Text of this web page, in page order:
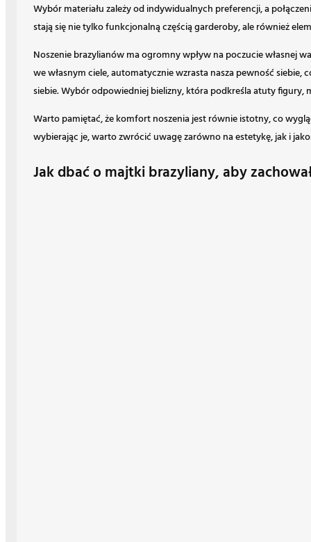
Wybór materiału zależy od indywidualnych preferencji, a
stają się nie tylko funkcjonalną częścią garderoby, ale również
Noszenie brazylianów ma ogromny wpływ na poczucie własnej
we własnym ciele, automatycznie wzrasta nasza pewność
siebie. Wybór odpowiedniej bielizny, która podkreśla atuty
Warto pamiętać, że komfort noszenia jest równie istotny, co
wybierając je, warto zwrócić uwagę zarówno na estetykę, jak i
Jak dbać o majtki brazyliany, aby